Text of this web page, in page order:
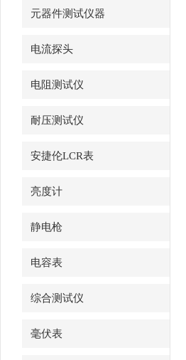
VMT/VVT/MFT系列
元器件测试仪器
电流探头
电阻测试仪
耐压测试仪
安捷伦LCR表
亮度计
静电枪
电容表
综合测试仪
毫伏表